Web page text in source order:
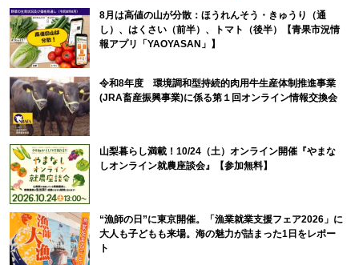
8月は高値の山が分散：ほうれんそう・きゅうり（通
し）、はくさい（前半）、トマト（後半）【青果市況情
報アプリ「YAOYASAN」】
令和8年度 環境調和型持続的肉用牛生産体制推進事業
(JRA畜産振興事業)に係る第１回オンライン情報交換会
山梨暮らし満載！10/24（土）オンライン開催『やまな
しオンライン就農座談会』【参加無料】
“漁師の日”に東京開催。「漁業就業支援フェア2026」に
大人も子どもも来場。海の魅力が詰まった1日をレポー
ト